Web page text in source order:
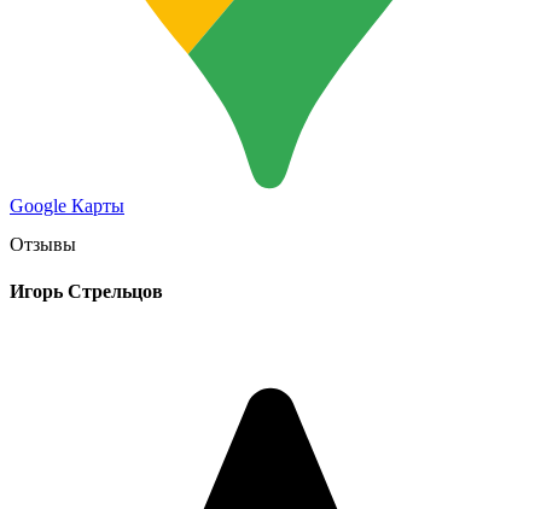
Google Карты
Отзывы
Игорь Стрельцов